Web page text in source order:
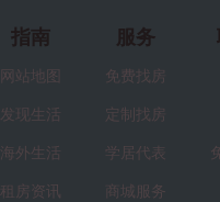
指南
网站地图
发现生活
海外生活
租房资讯
服务
免费找房
定制找房
学居代表
商城服务